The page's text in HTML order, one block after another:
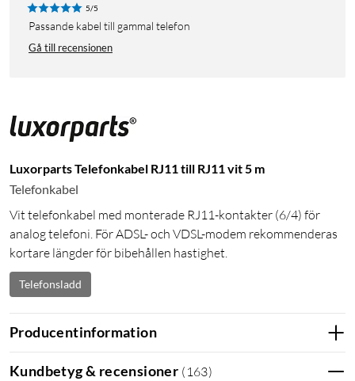
5/5
passande kabel till gammal telefon
Gå till recensionen
Luxorparts Telefonkabel RJ11 till RJ11 vit 5 m
Telefonkabel
Vit telefonkabel med monterade RJ11-kontakter (6/4) för
analog telefoni. För ADSL- och VDSL-modem rekommenderas
kortare längder för bibehållen hastighet.
Telefonsladd
Producentinformation
Kundbetyg & recensioner ( 163)